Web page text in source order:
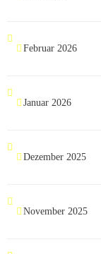
Februar 2026
Januar 2026
Dezember 2025
November 2025